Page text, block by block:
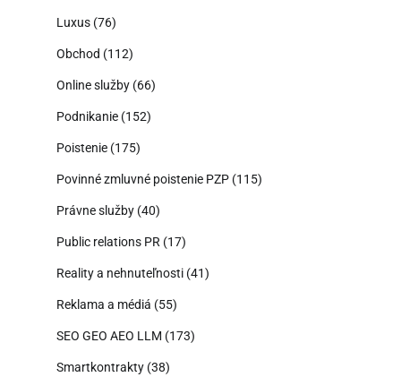
Luxus (76)
Obchod (112)
Online služby (66)
Podnikanie (152)
Poistenie (175)
Povinné zmluvné poistenie PZP (115)
Právne služby (40)
Public relations PR (17)
Reality a nehnuteľnosti (41)
Reklama a médiá (55)
SEO GEO AEO LLM (173)
Smartkontrakty (38)